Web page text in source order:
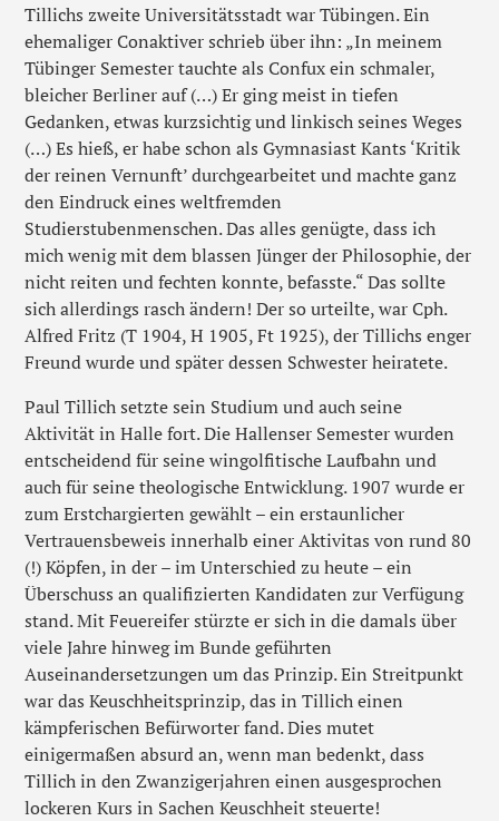
Tillichs zweite Universitätsstadt war Tübingen. Ein
ehemaliger Conaktiver schrieb über ihn: „In meinem
Tübinger Semester tauchte als Confux ein schmaler,
bleicher Berliner auf (…) Er ging meist in tiefen
Gedanken, etwas kurzsichtig und linkisch seines Weges
(…) Es hieß, er habe schon als Gymnasiast Kants ‘Kritik
der reinen Vernunft’ durchgearbeitet und machte ganz
den Eindruck eines weltfremden
Studierstubenmenschen. Das alles genügte, dass ich
mich wenig mit dem blassen Jünger der Philosophie, der
nicht reiten und fechten konnte, befasste.“ Das sollte
sich allerdings rasch ändern! Der so urteilte, war Cph.
Alfred Fritz (T 1904, H 1905, Ft 1925), der Tillichs enger
Freund wurde und später dessen Schwester heiratete.
Paul Tillich setzte sein Studium und auch seine
Aktivität in Halle fort. Die Hallenser Semester wurden
entscheidend für seine wingolfitische Laufbahn und
auch für seine theologische Entwicklung. 1907 wurde er
zum Erstchargierten gewählt – ein erstaunlicher
Vertrauensbeweis innerhalb einer Aktivitas von rund 80
(!) Köpfen, in der – im Unterschied zu heute – ein
Überschuss an qualifizierten Kandidaten zur Verfügung
stand. Mit Feuereifer stürzte er sich in die damals über
viele Jahre hinweg im Bunde geführten
Auseinandersetzungen um das Prinzip. Ein Streitpunkt
war das Keuschheitsprinzip, das in Tillich einen
kämpferischen Befürworter fand. Dies mutet
einigermaßen absurd an, wenn man bedenkt, dass
Tillich in den Zwanzigerjahren einen ausgesprochen
lockeren Kurs in Sachen Keuschheit steuerte!